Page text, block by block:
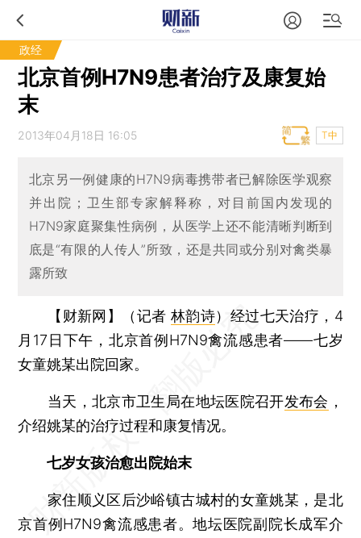
政经
北京首例H7N9患者治疗及康复始
末
2013年04月18日 16:05 T中
北京另一例健康的H7N9病毒携带者已解除医学观察
并出院；卫生部专家解释称，对目前国内发现的
H7N9家庭聚集性病例，从医学上还不能清晰判断到
底是“有限的人传人”所致，还是共同或分别对禽类暴
露所致
【财新网】（记者林韵诗） 经过七天治疗，4
月17日下午，北京首例H7N9禽流感患者——七岁
女童姚某出院回家。
当天，北京市卫生局在地坛医院召开发布会 ，
介绍姚某的治疗过程和康复情况。
七岁女孩治愈出院始末
家住顺义区后沙峪镇古城村的女童姚某，是北
京首例H7N9禽流感患者。地坛医院副院长成军介